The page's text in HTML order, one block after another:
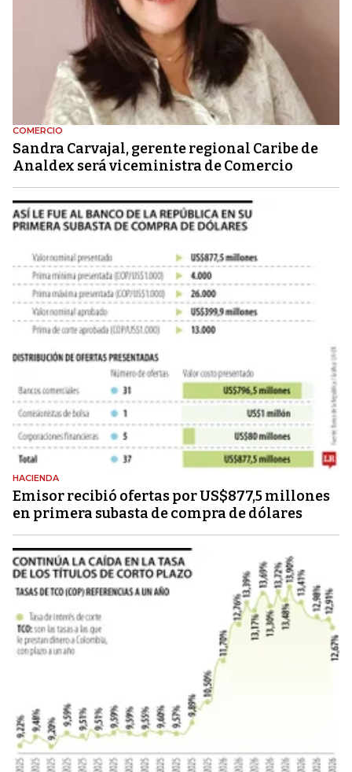
COMERCIO
Sandra Carvajal, gerente regional Caribe de
Analdex será viceministra de Comercio
HACIENDA
Emisor recibió ofertas por US$877,5 millones
en primera subasta de compra de dólares